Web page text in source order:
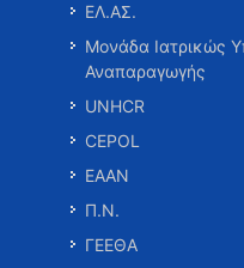
ΕΛ.ΑΣ.
Μονάδα Ιατρικώς
Αναπαραγωγής
UNHCR
CEPOL
ΕΑΑΝ
Π.Ν.
ΓΕΕΘΑ